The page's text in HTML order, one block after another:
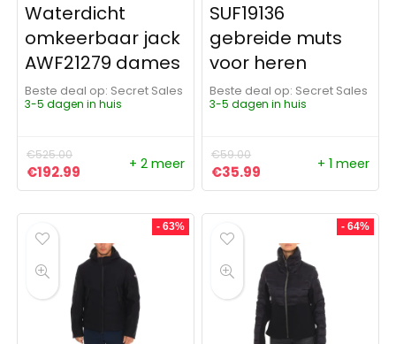
Waterdicht
omkeerbaar jack
AWF21279 dames
Beste deal op:
Secret Sales
3-5 dagen in huis
€525.00
Oorspronkelijke prijs was: €525.00.
€192.99 Huidige prijs is: €192.99.
+ 2 meer
SUF19136
gebreide muts
voor heren
Beste deal op:
Secret Sales
3-5 dagen in huis
€59.00
Oorspronkelijke prijs
€35.99 Huidige prijs is:
+ 1 meer
- 63% - 64%